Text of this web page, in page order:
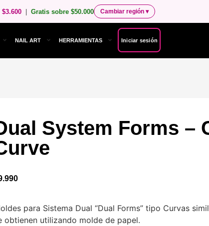
$3.600 |Gratis sobre $50.000 Cambiar región▾
NAIL ART HERRAMIENTAS Iniciar sesión
System Forms –
para Sistema Dual “Dual Forms” tipo Curvas
obtienen utilizando molde de papel.